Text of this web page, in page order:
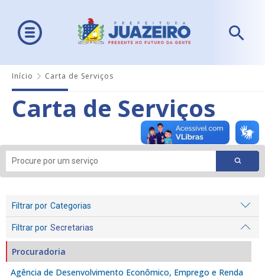
Início Carta de Serviços
Carta de Serviços
Filtrar por Categorias
Filtrar por Secretarias
Agência de Desenvolvimento Econômico, Emprego e Renda
Procuradoria